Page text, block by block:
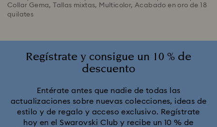
Collar Gema, Tallas mixtas, Multicolor, Acabado en oro de 18
quilates
Regístrate y consigue un 10 % de
descuento
Entérate antes que nadie de todas las
actualizaciones sobre nuevas colecciones, ideas de
estilo y de regalo y acceso exclusivo. Regístrate
hoy en el Swarovski Club y recibe un 10 % de